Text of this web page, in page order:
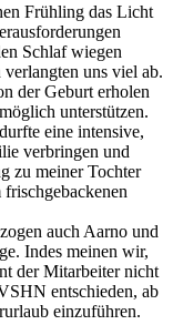
Frühling das Licht
Schlaf wiegen
uns viel ab.
der Geburt erholen
unterstützen.
eine intensive,
verbringen und
zu meiner Tochter
auch Aarno und
Indes meinen wir,
der Mitarbeiter nicht
entschieden, ab
einzuführen.